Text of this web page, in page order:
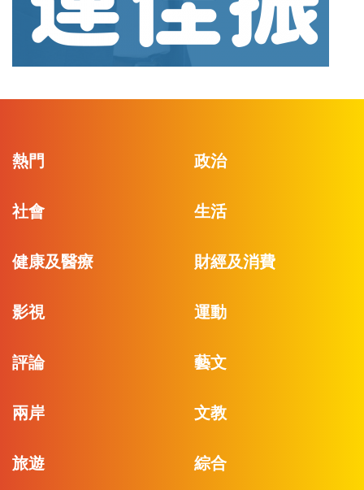
熱門 政治
社會 生活
健康及醫療 財經及消費
影視 運動
評論 藝文
兩岸 文教
旅遊 綜合